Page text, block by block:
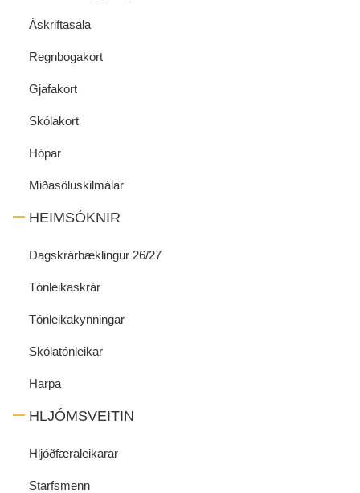
Áskriftasala
Regnbogakort
Gjafakort
Skólakort
Hópar
Miðasöluskilmálar
HEIMSÓKNIR
Dagskrárbæklingur 26/27
Tónleikaskrár
Tónleikakynningar
Skólatónleikar
Harpa
HLJÓMSVEITIN
Hljóðfæraleikarar
Starfsmenn